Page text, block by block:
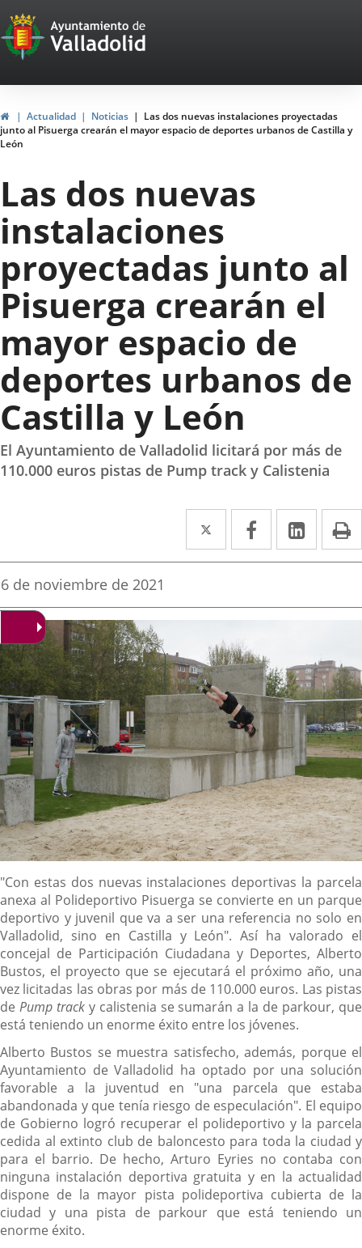
Portal
Web
del
Ayuntamiento
de
Valladolid
HomeActualidad Noticias
Las dos nuevas instalaciones proyectadas
junto al Pisuerga crearán el mayor espacio de deportes urbanos de Castilla y
León
Las dos nuevas
instalaciones
proyectadas junto al
Pisuerga crearán el
mayor espacio de
deportes urbanos de
Castilla y León
El Ayuntamiento de Valladolid licitará por más de
110.000 euros pistas de Pump track y Calistenia
Twitter
Enlace
a
aplicación
Facebook
Enlace
a
aplicación
Enlace
a
Fecha
la
noticia
6 de noviembre de 2021
Descripción
"Con estas dos nuevas instalaciones deportivas la parcela
anexa al Polideportivo Pisuerga se convierte en un parque
deportivo y juvenil que va a ser una referencia no solo en
Valladolid, sino en Castilla y León". Así ha valorado el
concejal de Participación Ciudadana y Deportes, Alberto
Bustos, el proyecto que se ejecutará el próximo año, una
vez licitadas las obras por más de 110.000 euros. Las pistas
de Pump tracky calistenia se sumarán a la de parkour, que
está teniendo un enorme éxito entre los jóvenes.
Alberto Bustos se muestra satisfecho, además, porque el
Ayuntamiento de Valladolid ha optado por una solución
favorable a la juventud en "una parcela que estaba
abandonada y que tenía riesgo de especulación". El equipo
de Gobierno logró recuperar el polideportivo y la parcela
cedida al extinto club de baloncesto para toda la ciudad y
para el barrio. De hecho, Arturo Eyries no contaba con
ninguna instalación deportiva gratuita y en la actualidad
dispone de la mayor pista polideportiva cubierta de la
ciudad y una pista de parkour que está teniendo un
enorme éxito.